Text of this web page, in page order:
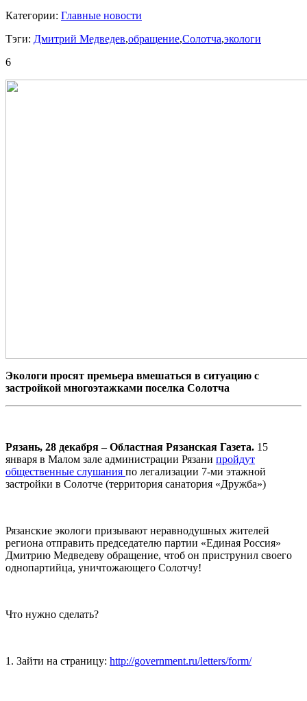
Категории: Главные новости
Тэги: Дмитрий Медведев,обращение,Солотча,экологи
6
Экологи просят премьера вмешаться в ситуацию с
застройкой многоэтажками поселка Солотча
Рязань, 28 декабря – Областная Рязанская Газета. 15
января в Малом зале администрации Рязани пройдут
общественные слушания по легализации 7-ми этажной
застройки в Солотче (территория санатория «Дружба»)
Рязанские экологи призывают неравнодушных жителей
региона отправить председателю партии «Единая Россия»
Дмитрию Медведеву обращение, чтоб он приструнил своего
однопартийца, уничтожающего Солотчу!
Что нужно сделать?
1. Зайти на страницу: http://government.ru/letters/form/